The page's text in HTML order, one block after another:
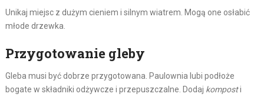
Unikaj miejsc z dużym cieniem i silnym wiatrem. Mogą one osłabić
młode drzewka.
Przygotowanie gleby
Gleba musi być dobrze przygotowana. Paulownia lubi podłoże
bogate w składniki odżywcze i przepuszczalne. Dodaj komposti